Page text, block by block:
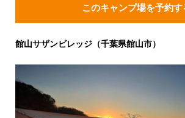
このキャンプ場を予約す
館山サザンビレッジ（千葉県館山市）